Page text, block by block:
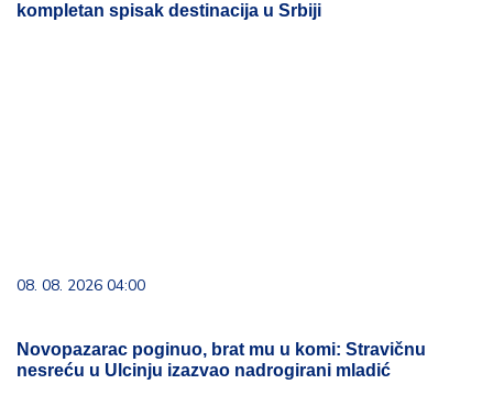
kompletan spisak destinacija u Srbiji
08. 08. 2026 04:00
Novopazarac poginuo, brat mu u komi: Stravičnu
nesreću u Ulcinju izazvao nadrogirani mladić